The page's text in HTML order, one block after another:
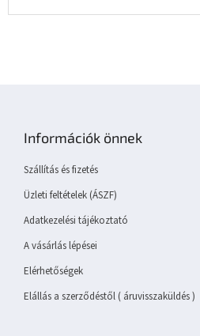
Információk önnek
Szállítás és fizetés
Üzleti feltételek (ÁSZF)
Adatkezelési tájékoztató
A vásárlás lépései
Elérhetőségek
Elállás a szerződéstől ( áruvisszaküldés )